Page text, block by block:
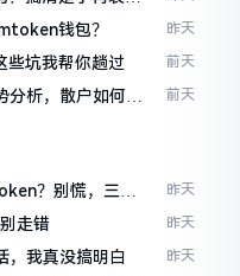
钱包？ 昨天
坑我帮你趟过 前天
析，散户如何避
前天
？别慌，三步
昨天
走错 昨天
，我真没搞明白 昨天